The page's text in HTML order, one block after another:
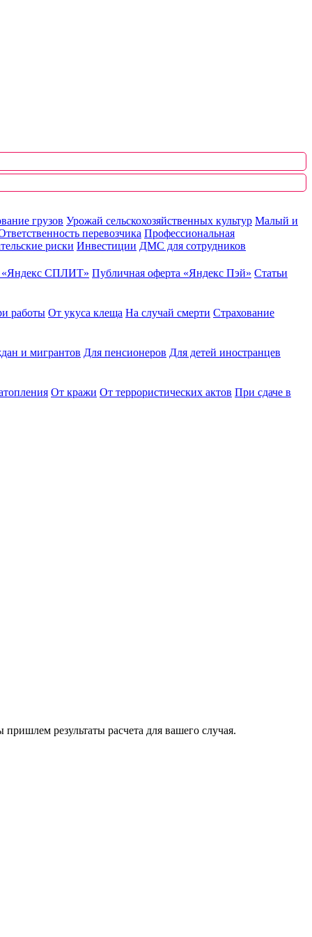
грузов Урожай сельскохозяйственных культур Малый и
перевозчика Профессиональная
риски Инвестиции ДМС для сотрудников
«Яндекс СПЛИТ» Публичная оферта «Яндекс Пэй» Статьи
работы От укуса клеща На случай смерти Страхование
и мигрантов Для пенсионеров Для детей иностранцев
От кражи От террористических актов При сдаче в
результаты расчета для вашего случая.